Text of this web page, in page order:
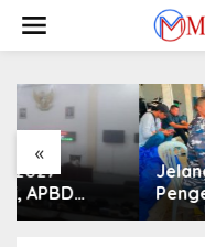
konten
«
Jelang
Pengembangan
Lapangan Hidayah,